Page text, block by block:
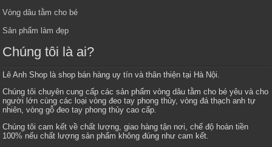
Vòng dâu tằm cho bé
Sản phẩm làm đẹp
Chúng tôi là ai?
Lê Anh Shop là shop bán hàng uy tín và thân thiện tại Hà Nội.
Chúng tôi chuyên cung cấp các sản phẩm vòng dâu tằm cho bé yêu và cho
người lớn cùng các loại vòng đeo tay phong thủy, vòng đá thạch anh tự
nhiên, vòng gỗ đeo tay phong thủy cao cấp.
Chúng tôi cam kết về chất lượng, giao hàng tận nơi, chế độ hoàn tiền
100% nếu chất lượng sản phẩm không đúng như cam kết.